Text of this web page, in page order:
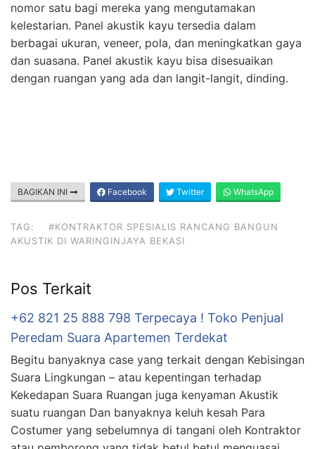
nomor satu bagi mereka yang mengutamakan
kelestarian. Panel akustik kayu tersedia dalam
berbagai ukuran, veneer, pola, dan meningkatkan gaya
dan suasana. Panel akustik kayu bisa disesuaikan
dengan ruangan yang ada dan langit-langit, dinding.
BAGIKAN INI Facebook Twitter WhatsApp
TAG:
#KONTRAKTOR SPESIALIS RANCANG BANGUN
AKUSTIK DI WARINGINJAYA BEKASI
Pos Terkait
+62 821 25 888 798 Terpecaya ! Toko Penjual
Peredam Suara Apartemen Terdekat
Begitu banyaknya case yang terkait dengan Kebisingan
Suara Lingkungan – atau kepentingan terhadap
Kekedapan Suara Ruangan juga kenyaman Akustik
suatu ruangan Dan banyaknya keluh kesah Para
Costumer yang sebelumnya di tangani oleh Kontraktor